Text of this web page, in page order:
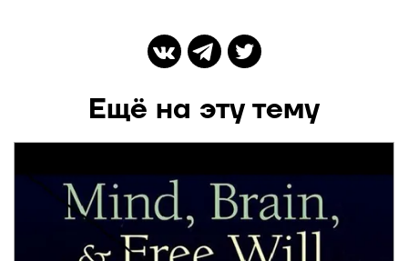
Ещё на эту тему